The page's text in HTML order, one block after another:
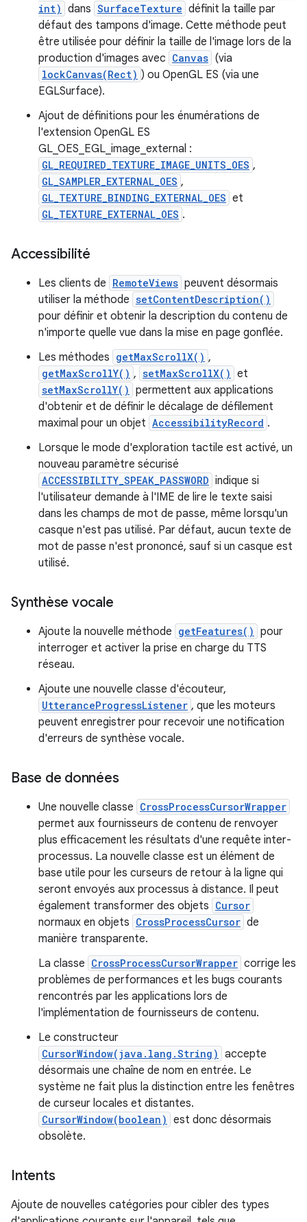
int) dans SurfaceTexture définit la taille par
défaut des tampons d'image. Cette méthode peut
être utilisée pour définir la taille de l'image lors de la
production d'images avec Canvas (via
lockCanvas(Rect) ) ou OpenGL ES (via une
EGLSurface).
Ajout de définitions pour les énumérations de
l'extension OpenGL ES
GL_OES_EGL_image_external :
GL_REQUIRED_TEXTURE_IMAGE_UNITS_OES ,
GL_SAMPLER_EXTERNAL_OES ,
GL_TEXTURE_BINDING_EXTERNAL_OES et
GL_TEXTURE_EXTERNAL_OES .
Accessibilité
Les clients de RemoteViews peuvent désormais
utiliser la méthode setContentDescription()
pour définir et obtenir la description du contenu de
n'importe quelle vue dans la mise en page gonflée.
Les méthodes getMaxScrollX() ,
getMaxScrollY() , setMaxScrollX() et
setMaxScrollY() permettent aux applications
d'obtenir et de définir le décalage de défilement
maximal pour un objet AccessibilityRecord .
Lorsque le mode d'exploration tactile est activé, un
nouveau paramètre sécurisé
ACCESSIBILITY_SPEAK_PASSWORD indique si
l'utilisateur demande à l'IME de lire le texte saisi
dans les champs de mot de passe, même lorsqu'un
casque n'est pas utilisé. Par défaut, aucun texte de
mot de passe n'est prononcé, sauf si un casque est
utilisé.
Synthèse vocale
Ajoute la nouvelle méthode getFeatures() pour
interroger et activer la prise en charge du TTS
réseau.
Ajoute une nouvelle classe d'écouteur,
UtteranceProgressListener , que les moteurs
peuvent enregistrer pour recevoir une notification
d'erreurs de synthèse vocale.
Base de données
Une nouvelle classe CrossProcessCursorWrapper
permet aux fournisseurs de contenu de renvoyer
plus efficacement les résultats d'une requête inter-
processus. La nouvelle classe est un élément de
base utile pour les curseurs de retour à la ligne qui
seront envoyés aux processus à distance. Il peut
également transformer des objets Cursor
normaux en objets CrossProcessCursor de
manière transparente.
La classe CrossProcessCursorWrapper corrige les
problèmes de performances et les bugs courants
rencontrés par les applications lors de
l'implémentation de fournisseurs de contenu.
Le constructeur
CursorWindow(java.lang.String) accepte
désormais une chaîne de nom en entrée. Le
système ne fait plus la distinction entre les fenêtres
de curseur locales et distantes.
CursorWindow(boolean) est donc désormais
obsolète.
Intents
Ajoute de nouvelles catégories pour cibler des types